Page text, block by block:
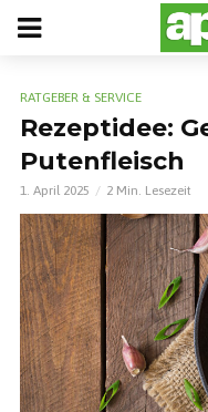
RATGEBER & SERVICE
Rezeptidee:
Putenfleisch
1. April 2025 2 Min. Lesezeit